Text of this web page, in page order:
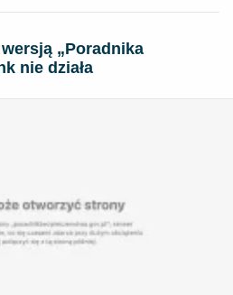
„Poradnika
nie działa